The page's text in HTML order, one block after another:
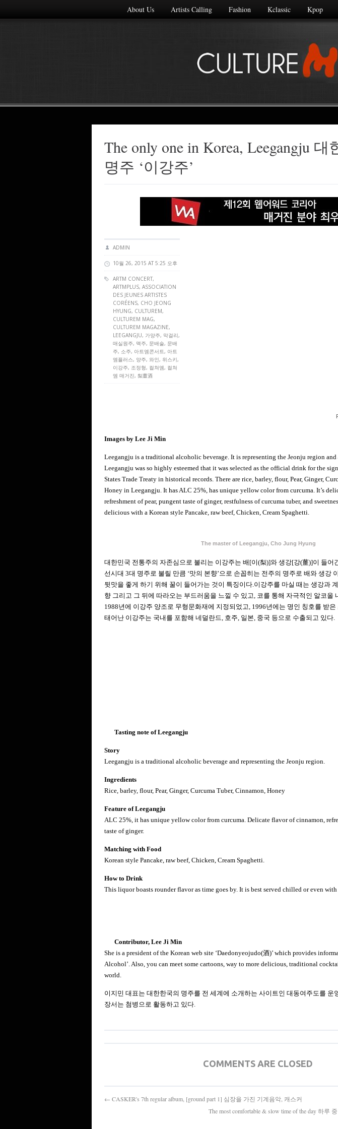
About Us Artists Calling Fashion Kclassic Kpop
The only one in Korea, Leegangju
명주 ‘이강주’
ADMIN
10월 26, 2015 AT 5:25 오후
ARTM CONCERT,
ARTMPLUS, ASSOCIATION
DES JEUNES ARTISTES
CORÉENS, CHO JEONG
HYUNG, CULTUREM,
CULTUREM MAG,
CULTUREM MAGAZINE,
LEEGANGJU, 가양주, 막걸리,
매실원주, 맥주, 문배술, 문배
주, 소주, 아트엠콘서트, 아트
엠플러스, 양주, 와인, 위스키,
이강주, 조정형, 컬쳐엠, 컬쳐
엠 매거진, 梨薑酒
Images by Lee Ji Min
Leegangju is a traditional alcoholic beverage. It is representing the Jeonju region
Leegangju was so highly esteemed that it was selected as the official drink for the
States Trade Treaty in historical records. There are rice, barley, flour, Pear, Ginger,
Honey in Leegangju. It has ALC 25%, has unique yellow color from curcuma. It’s
refreshment of pear, pungent taste of ginger, restfulness of curcuma tuber, and
delicious with a Korean style Pancake, raw beef, Chicken, Cream Spaghetti.
The master of Leegangju, Cho Jung Hyung
대한민국 전통주의 자존심으로 불리는 이강주는 배[이(梨)]와 생강[강(薑)]이 들어
선시대 3대 명주로 불릴 만큼 ‘맛의 본향’으로 손꼽히는 전주의 명주로 배와 생강
뒷맛을 좋게 하기 위해 꿀이 들어가는 것이 특징이다.이강주를 마실 때는 생강과
향 그리고 그 뒤에 따라오는 부드러움을 느낄 수 있고, 코를 통해 자극적인 알코올
1988년에 이강주 양조로 무형문화재에 지정되었고, 1996년에는 명인 칭호를 받
태어난 이강주는 국내를 포함해 네덜란드, 호주, 일본, 중국 등으로 수출되고 있다.
Tasting note of Leegangju
Story
Leegangju is a traditional alcoholic beverage and representing the Jeonju region.
Ingredients
Rice, barley, flour, Pear, Ginger, Curcuma Tuber, Cinnamon, Honey
Feature of Leegangju
ALC 25%, it has unique yellow color from curcuma. Delicate flavor of cinnamon,
taste of ginger.
Matching with Food
Korean style Pancake, raw beef, Chicken, Cream Spaghetti.
How to Drink
This liquor boasts rounder flavor as time goes by. It is best served chilled or even
Contributor, Lee Ji Min
She is a president of the Korean web site ‘Daedonyeojudo(酒)’ which provides
Alcohol’. Also, you can meet some cartoons, way to more delicious, traditional
world.
이지민 대표는 대한한국의 명주를 전 세계에 소개하는 사이트인 대동여주도를 운
장서는 첨병으로 활동하고 있다.
COMMENTS ARE CLOSED
← CASKER's 7th regular album, [ground part 1] 심장을 가진 기계음악, 캐스커
The most comfortable & slow time of the day 하
Made with
FLARE
More Info